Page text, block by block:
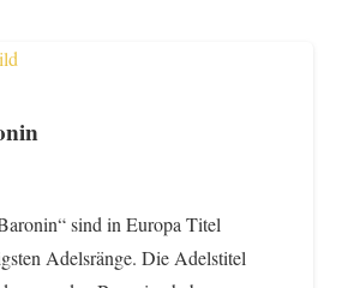
sind in Europa Titel
Adelsränge. Die Adelstitel